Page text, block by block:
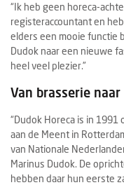
“Ik heb geen horeca-
registeraccountant en
elders een mooie functie
Dudok naar een nieuwe
heel veel plezier.”
Van brasserie
“Dudok Horeca is in
aan de Meent in
van Nationale
Marinus Dudok. De
hebben daar hun eerste